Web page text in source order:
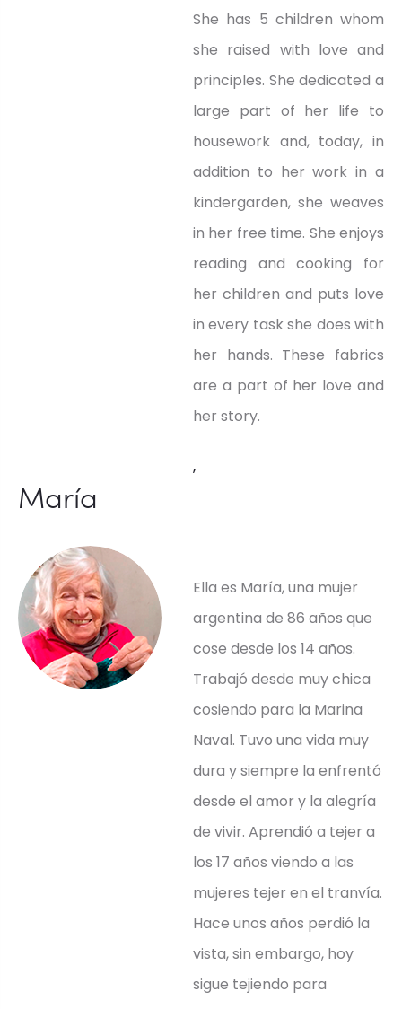
She has 5 children whom
she raised with love and
principles. She dedicated a
large part of her life to
housework and, today, in
addition to her work in a
kindergarden, she weaves
in her free time. She enjoys
reading and cooking for
her children and puts love
in every task she does with
her hands. These fabrics
are a part of her love and
her story.
,
María
Ella es María, una mujer
argentina de 86 años que
cose desde los 14 años.
Trabajó desde muy chica
cosiendo para la Marina
Naval. Tuvo una vida muy
dura y siempre la enfrentó
desde el amor y la alegría
de vivir. Aprendió a tejer a
los 17 años viendo a las
mujeres tejer en el tranvía.
Hace unos años perdió la
vista, sin embargo, hoy
sigue tejiendo para